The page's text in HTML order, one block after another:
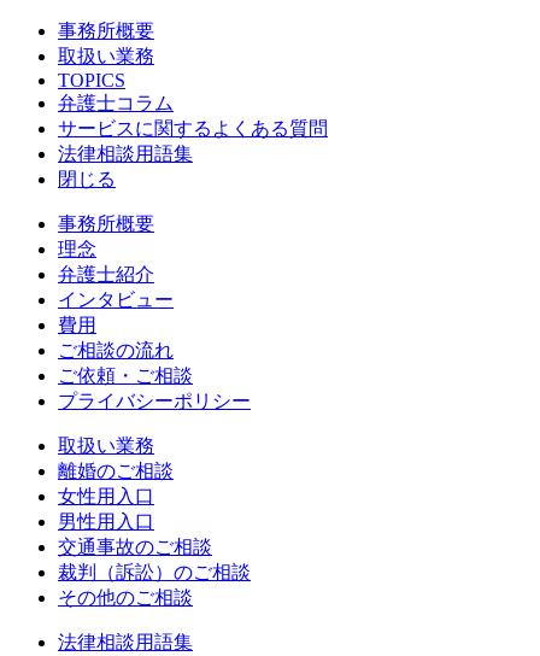
事務所概要
取扱い業務
TOPICS
弁護士コラム
サービスに関するよくある質問
法律相談用語集
閉じる
事務所概要
理念
弁護士紹介
インタビュー
費用
ご相談の流れ
ご依頼・ご相談
プライバシーポリシー
取扱い業務
離婚のご相談
女性用入口
男性用入口
交通事故のご相談
裁判（訴訟）のご相談
その他のご相談
法律相談用語集